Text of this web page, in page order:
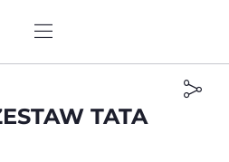
TATA